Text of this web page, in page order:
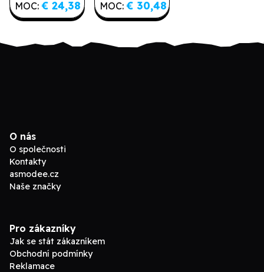
MOC: € 24,38 MOC: € 30,48
O nás
O společnosti
Kontakty
asmodee.cz
Naše značky
Pro zákazníky
Jak se stát zákazníkem
Obchodní podmínky
Reklamace